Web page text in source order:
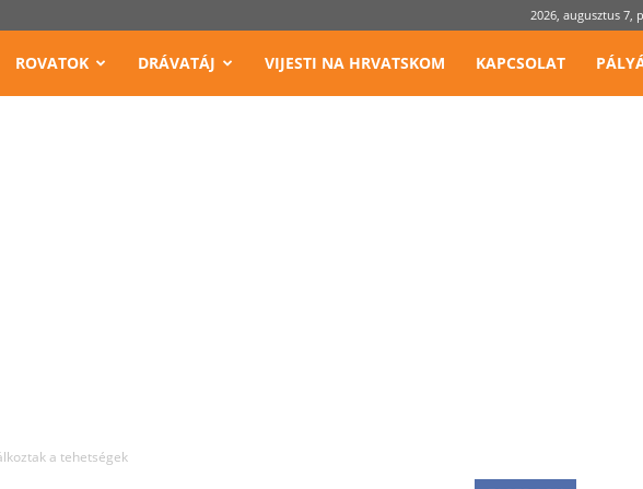
2026, augusztus 7,
ROVATOK DRÁVATÁJ VIJESTI NA HRVATSKOM KAPCSOLAT
a tehetségek